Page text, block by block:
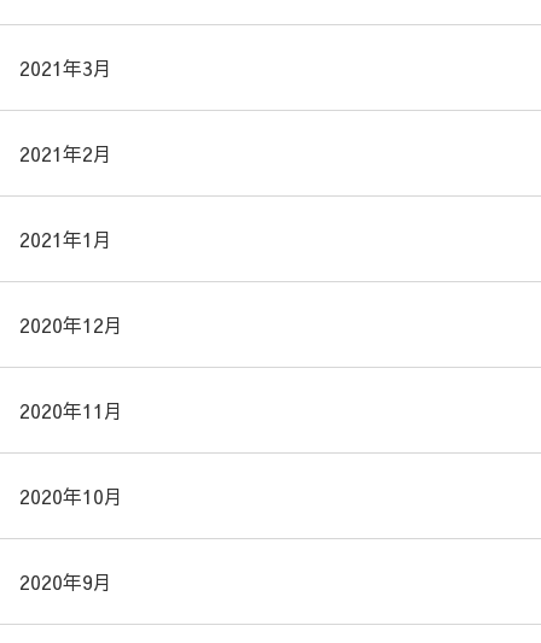
2021年3月
2021年2月
2021年1月
2020年12月
2020年11月
2020年10月
2020年9月